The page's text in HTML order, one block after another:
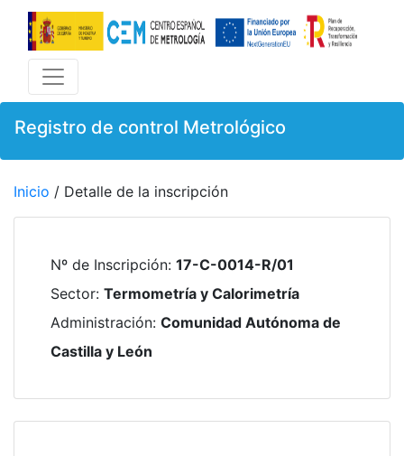
Registro de control Metrológico
Inicio / Detalle de la inscripción
Nº de Inscripción: 17-C-0014-R/01
Sector: Termometría y Calorimetría
Administración: Comunidad Autónoma de
Castilla y León